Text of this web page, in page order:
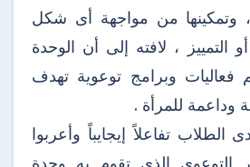
وتمكينها من مواجهة أى شكل
، لافته إلى أن الوحدة
وبرامج توعوية تهدف
وداعمة للمرأة .
الطلاب تفاعلاً إيجايباً وأعربوا